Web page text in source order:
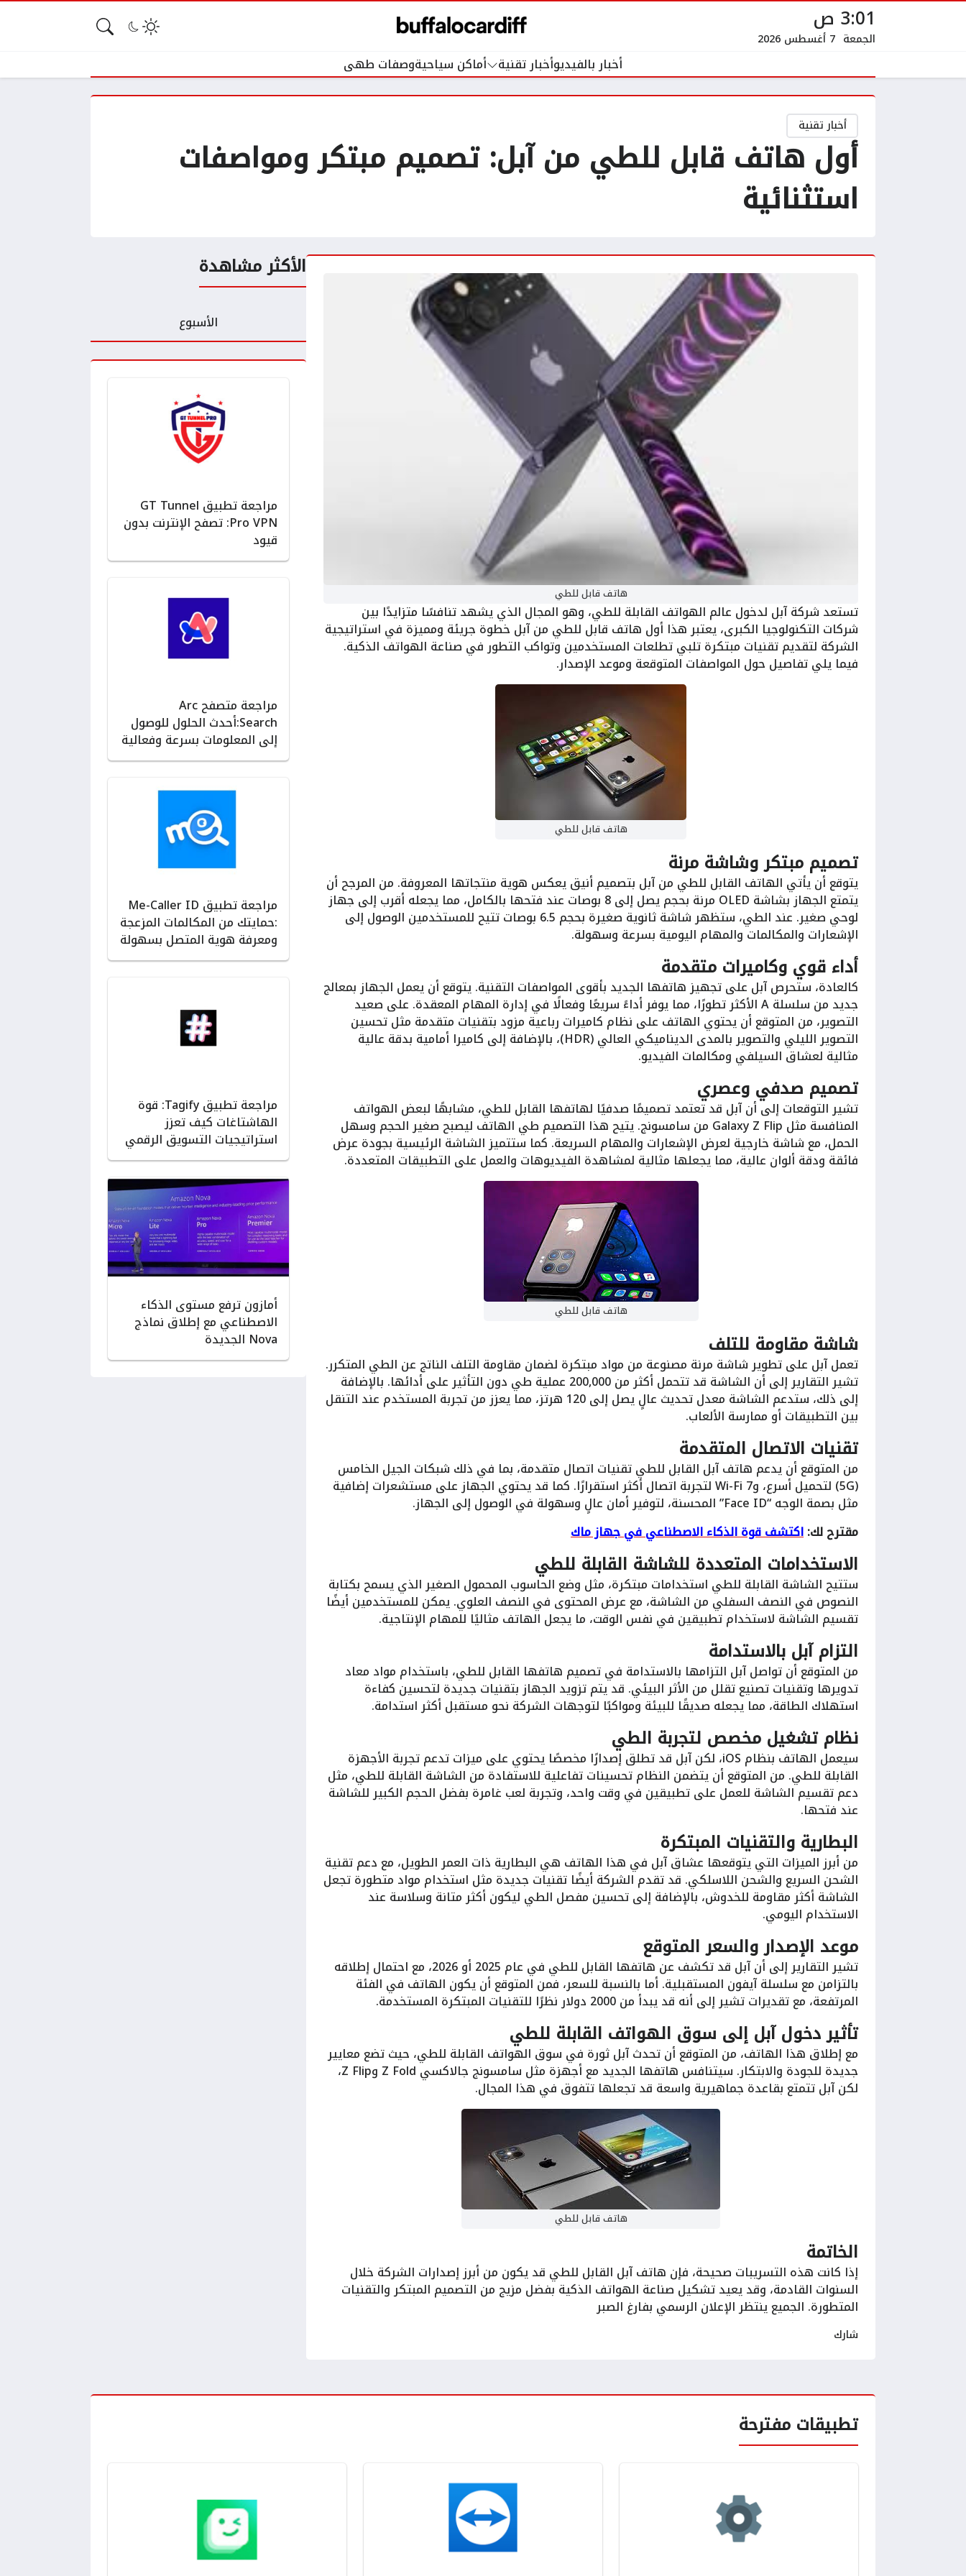
3:01 ص
الجمعة 7 أغسطس 2026
أخبار بالفيديوأخبار تقنية أماكن سياحيةوصفات طهى
أخبار تقنية
أول هاتف قابل للطي من آبل: تصميم مبتكر ومواصفات
استثنائية
الأكثر مشاهدة
الأسبوع
مراجعة تطبيق GT Tunnel
Pro VPN: تصفح الإنترنت بدون
قيود
مراجعة متصفح Arc
Search:أحدث الحلول للوصول
إلى المعلومات بسرعة وفعالية
مراجعة تطبيق Me-Caller ID
:حمايتك من المكالمات المزعجة
ومعرفة هوية المتصل بسهولة
مراجعة تطبيق Tagify: قوة
الهاشتاغات كيف تعزز
استراتيجيات التسويق الرقمي
أمازون ترفع مستوى الذكاء
الاصطناعي مع إطلاق نماذج
Nova الجديدة
هاتف قابل للطي
تستعد شركة آبل لدخول عالم الهواتف القابلة للطي، وهو المجال الذي يشهد تنافسًا متزايدًا بين
شركات التكنولوجيا الكبرى، يعتبر هذا أول هاتف قابل للطي من آبل خطوة جريئة ومميزة في استراتيجية
الشركة لتقديم تقنيات مبتكرة تلبي تطلعات المستخدمين وتواكب التطور في صناعة الهواتف الذكية.
فيما يلي تفاصيل حول المواصفات المتوقعة وموعد الإصدار.
هاتف قابل للطي
تصميم مبتكر وشاشة مرنة
يتوقع أن يأتي الهاتف القابل للطي من آبل بتصميم أنيق يعكس هوية منتجاتها المعروفة. من المرجح أن
يتمتع الجهاز بشاشة OLED مرنة بحجم يصل إلى 8 بوصات عند فتحها بالكامل، مما يجعله أقرب إلى جهاز
لوحي صغير. عند الطي، ستظهر شاشة ثانوية صغيرة بحجم 6.5 بوصات تتيح للمستخدمين الوصول إلى
الإشعارات والمكالمات والمهام اليومية بسرعة وسهولة.
أداء قوي وكاميرات متقدمة
كالعادة، ستحرص آبل على تجهيز هاتفها الجديد بأقوى المواصفات التقنية. يتوقع أن يعمل الجهاز بمعالج
جديد من سلسلة A الأكثر تطورًا، مما يوفر أداءً سريعًا وفعالًا في إدارة المهام المعقدة. على صعيد
التصوير، من المتوقع أن يحتوي الهاتف على نظام كاميرات رباعية مزود بتقنيات متقدمة مثل تحسين
التصوير الليلي والتصوير بالمدى الديناميكي العالي (HDR)، بالإضافة إلى كاميرا أمامية بدقة عالية
مثالية لعشاق السيلفي ومكالمات الفيديو.
تصميم صدفي وعصري
تشير التوقعات إلى أن آبل قد تعتمد تصميمًا صدفيًا لهاتفها القابل للطي، مشابهًا لبعض الهواتف
المنافسة مثل Galaxy Z Flip من سامسونج. يتيح هذا التصميم طي الهاتف ليصبح صغير الحجم وسهل
الحمل، مع شاشة خارجية لعرض الإشعارات والمهام السريعة. كما ستتميز الشاشة الرئيسية بجودة عرض
فائقة ودقة ألوان عالية، مما يجعلها مثالية لمشاهدة الفيديوهات والعمل على التطبيقات المتعددة.
هاتف قابل للطي
شاشة مقاومة للتلف
تعمل آبل على تطوير شاشة مرنة مصنوعة من مواد مبتكرة لضمان مقاومة التلف الناتج عن الطي المتكرر.
تشير التقارير إلى أن الشاشة قد تتحمل أكثر من 200,000 عملية طي دون التأثير على أدائها. بالإضافة
إلى ذلك، ستدعم الشاشة معدل تحديث عالٍ يصل إلى 120 هرتز، مما يعزز من تجربة المستخدم عند التنقل
بين التطبيقات أو ممارسة الألعاب.
تقنيات الاتصال المتقدمة
من المتوقع أن يدعم هاتف آبل القابل للطي تقنيات اتصال متقدمة، بما في ذلك شبكات الجيل الخامس
(5G) لتحميل أسرع، وWi-Fi 7 لتجربة اتصال أكثر استقرارًا. كما قد يحتوي الجهاز على مستشعرات إضافية
مثل بصمة الوجه “Face ID” المحسنة، لتوفير أمان عالٍ وسهولة في الوصول إلى الجهاز.
مقترح لك:اكتشف قوة الذكاء الاصطناعي في جهاز ماك
الاستخدامات المتعددة للشاشة القابلة للطي
ستتيح الشاشة القابلة للطي استخدامات مبتكرة، مثل وضع الحاسوب المحمول الصغير الذي يسمح بكتابة
النصوص في النصف السفلي من الشاشة، مع عرض المحتوى في النصف العلوي. يمكن للمستخدمين أيضًا
تقسيم الشاشة لاستخدام تطبيقين في نفس الوقت، ما يجعل الهاتف مثاليًا للمهام الإنتاجية.
التزام آبل بالاستدامة
من المتوقع أن تواصل آبل التزامها بالاستدامة في تصميم هاتفها القابل للطي، باستخدام مواد معاد
تدويرها وتقنيات تصنيع تقلل من الأثر البيئي. قد يتم تزويد الجهاز بتقنيات جديدة لتحسين كفاءة
استهلاك الطاقة، مما يجعله صديقًا للبيئة ومواكبًا لتوجهات الشركة نحو مستقبل أكثر استدامة.
نظام تشغيل مخصص لتجربة الطي
سيعمل الهاتف بنظام iOS، لكن آبل قد تطلق إصدارًا مخصصًا يحتوي على ميزات تدعم تجربة الأجهزة
القابلة للطي. من المتوقع أن يتضمن النظام تحسينات تفاعلية للاستفادة من الشاشة القابلة للطي، مثل
دعم تقسيم الشاشة للعمل على تطبيقين في وقت واحد، وتجربة لعب غامرة بفضل الحجم الكبير للشاشة
عند فتحها.
البطارية والتقنيات المبتكرة
من أبرز الميزات التي يتوقعها عشاق آبل في هذا الهاتف هي البطارية ذات العمر الطويل، مع دعم تقنية
الشحن السريع والشحن اللاسلكي. قد تقدم الشركة أيضًا تقنيات جديدة مثل استخدام مواد متطورة تجعل
الشاشة أكثر مقاومة للخدوش، بالإضافة إلى تحسين مفصل الطي ليكون أكثر متانة وسلاسة عند
الاستخدام اليومي.
موعد الإصدار والسعر المتوقع
تشير التقارير إلى أن آبل قد تكشف عن هاتفها القابل للطي في عام 2025 أو 2026، مع احتمال إطلاقه
بالتزامن مع سلسلة آيفون المستقبلية. أما بالنسبة للسعر، فمن المتوقع أن يكون الهاتف في الفئة
المرتفعة، مع تقديرات تشير إلى أنه قد يبدأ من 2000 دولار نظرًا للتقنيات المبتكرة المستخدمة.
تأثير دخول آبل إلى سوق الهواتف القابلة للطي
مع إطلاق هذا الهاتف، من المتوقع أن تحدث آبل ثورة في سوق الهواتف القابلة للطي، حيث تضع معايير
جديدة للجودة والابتكار. سيتنافس هاتفها الجديد مع أجهزة مثل سامسونج جالاكسي Z Fold وZ Flip،
لكن آبل تتمتع بقاعدة جماهيرية واسعة قد تجعلها تتفوق في هذا المجال.
هاتف قابل للطي
الخاتمة
إذا كانت هذه التسريبات صحيحة، فإن هاتف آبل القابل للطي قد يكون من أبرز إصدارات الشركة خلال
السنوات القادمة، وقد يعيد تشكيل صناعة الهواتف الذكية بفضل مزيج من التصميم المبتكر والتقنيات
المتطورة. الجميع ينتظر الإعلان الرسمي بفارغ الصبر
شارك
تطبيقات مفترحة